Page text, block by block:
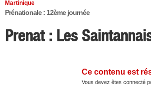
Martinique
Prénationale : 12ème journée
Prenat : Les
Ce contenu est
Vous devez êtes connecté